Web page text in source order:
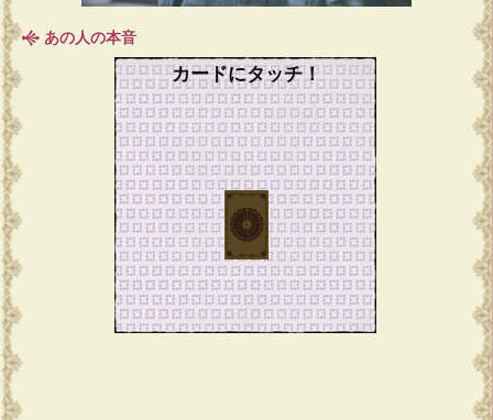
あの人の本音
カードにタッチ！